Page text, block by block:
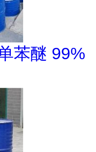
苯醚 99%